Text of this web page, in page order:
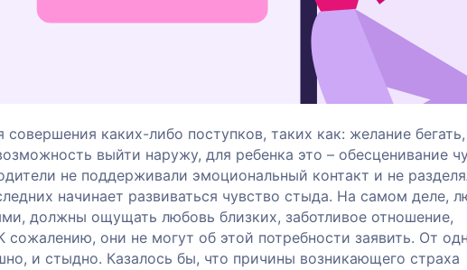
каких-либо поступков, таких как: желание бегать,
выйти наружу, для ребенка это – обесценивание
не поддерживали эмоциональный контакт и не
начинает развиваться чувство стыда. На самом деле,
должны ощущать любовь близких, заботливое отношение,
сожалению, они не могут об этой потребности заявить. От
и стыдно. Казалось бы, что причины возникающего страха